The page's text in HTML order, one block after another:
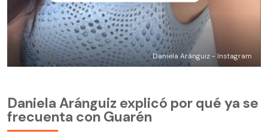
Daniela Aránguiz - Instagram
Daniela Aránguiz explicó por qué ya se
frecuenta con Guarén